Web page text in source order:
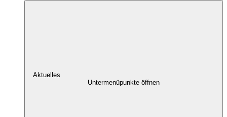
Aktuelles
Untermenüpunkte öffnen